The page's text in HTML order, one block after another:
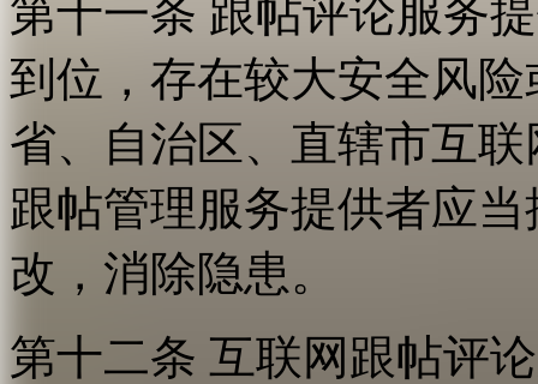
第十一条 跟帖评论服务
到位，存在较大安全风
省、自治区、直辖市互
跟帖管理服务提供者应
改，消除隐患。
第十二条 互联网跟帖评